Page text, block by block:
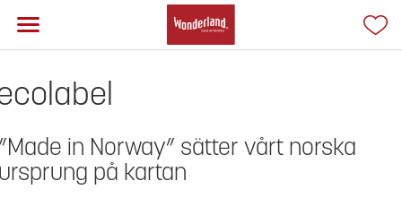
in Norway” sätter vårt norska
på kartan